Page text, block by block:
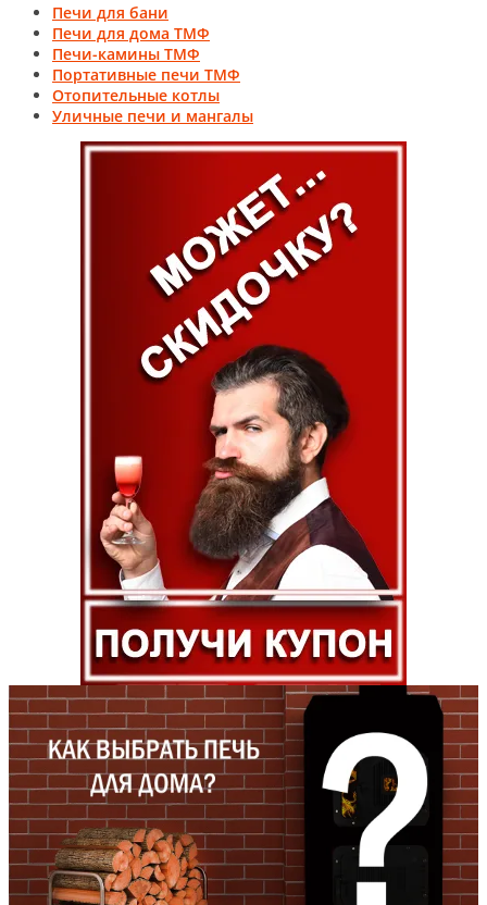
Печи для бани
Печи для дома ТМФ
Печи-камины ТМФ
Портативные печи ТМФ
Отопительные котлы
Уличные печи и мангалы